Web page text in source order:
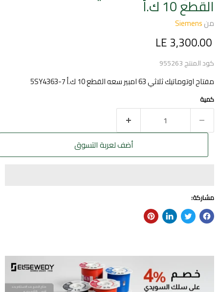
القطع 10 ك.أ
منSiemens
السعر الحالي
LE 3,300.00
كود المنتج955263
مفتاح اوتوماتيك ثلاثي 63 امبير سعه القطع 10 ك.أ 5SY4363-7
كمية
أضف لعربة التسوق
مشاركة: